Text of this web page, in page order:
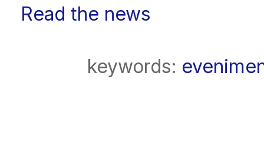
Read the news
keywords: